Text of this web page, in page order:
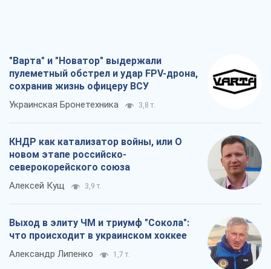
"Варта" и "Новатор" выдержали
пулеметный обстрел и удар FPV-дрона,
сохранив жизнь офицеру ВСУ
Украинская Бронетехника 3,8 т.
КНДР как катализатор войны, или О
новом этапе российско-
северокорейского союза
Алексей Кущ 3,9 т.
Выход в элиту ЧМ и триумф "Сокола":
что происходит в украинском хоккее
Александр Липенко 1,7 т.